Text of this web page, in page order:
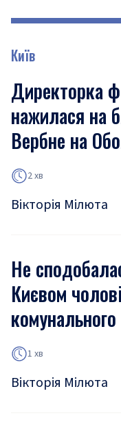
Київ
Директорка
нажилася на
Вербне на
2 хв
Вікторія Мілюта
Не
Києвом
1 хв
Вікторія Мілюта